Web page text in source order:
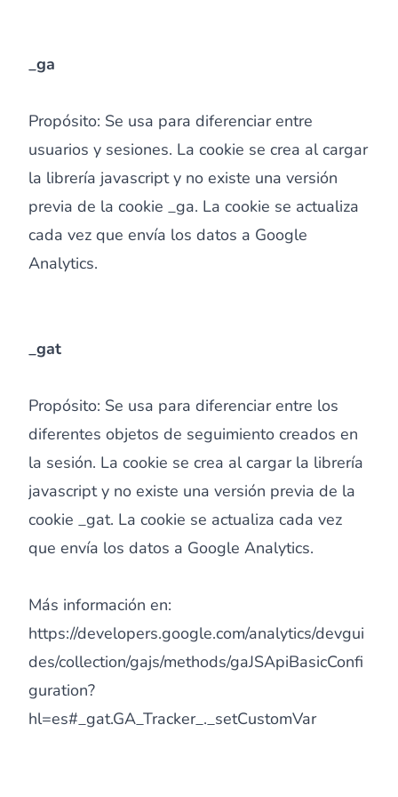
_ga
Propósito: Se usa para diferenciar entre
usuarios y sesiones. La cookie se crea al cargar
la librería javascript y no existe una versión
previa de la cookie _ga. La cookie se actualiza
cada vez que envía los datos a Google
Analytics.
_gat
Propósito: Se usa para diferenciar entre los
diferentes objetos de seguimiento creados en
la sesión. La cookie se crea al cargar la librería
javascript y no existe una versión previa de la
cookie _gat. La cookie se actualiza cada vez
que envía los datos a Google Analytics.
Más información en:
https://developers.google.com/analytics/devgui
des/collection/gajs/methods/gaJSApiBasicConfi
guration?
hl=es#_gat.GA_Tracker_._setCustomVar